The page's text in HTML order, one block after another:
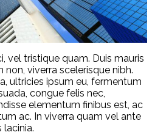
vel tristique quam. Duis mauris
viverra scelerisque nibh.
ultricies ipsum eu, fermentum
congue felis nec,
elementum finibus est, ac
ac. In viverra quam vel ante
lacinia.